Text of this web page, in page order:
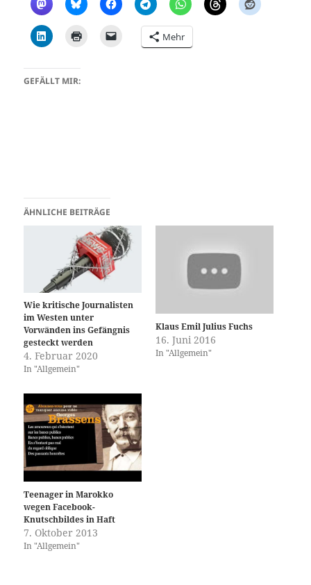
Mehr
GEFÄLLT MIR:
ÄHNLICHE BEITRÄGE
Wie kritische Journalisten
im Westen unter
Vorwänden ins Gefängnis
gesteckt werden
4. Februar 2020
In "Allgemein"
Klaus Emil Julius Fuchs
16. Juni 2016
In "Allgemein"
Teenager in Marokko
wegen Facebook-
Knutschbildes in Haft
7. Oktober 2013
In "Allgemein"